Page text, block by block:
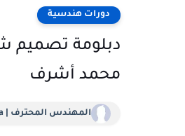
دورات هندسية
محمد أشرف
المهندس المحترف | Moaz Elsabaa